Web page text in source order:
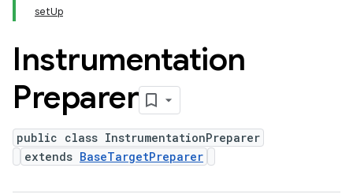
setUp
Instrumentation
Preparer
public class InstrumentationPreparer
extends BaseTargetPreparer